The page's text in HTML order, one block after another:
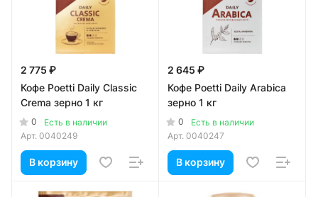
2 775 ₽
Кофе Poetti Daily Classic
Crema зерно 1 кг
0
Есть в наличии
Арт. 0040249
В корзину
2 645 ₽
Кофе Poetti Daily Arabica
зерно 1 кг
0
Есть в наличии
Арт. 0040247
В корзину